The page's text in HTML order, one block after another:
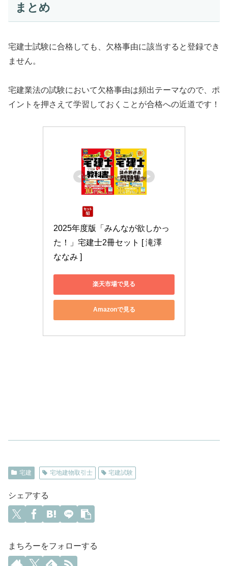
まとめ
宅建士試験に合格しても、欠格事由に該当すると登録でき
ません。
宅建業法の試験において欠格事由は頻出テーマなので、ポ
イントを押さえて学習しておくことが合格への近道です！
2025年度版「みんなが欲しかっ
た！」宅建士2冊セット [ 滝澤
ななみ ]
楽天市場で見る
Amazonで見る
宅建 宅地建物取引士 宅建試験
シェアする
まちろーをフォローする